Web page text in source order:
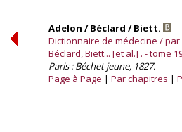
Adelon / Béclard / Biett.
Dictionnaire de médecine / par
Béclard, Biett... [et al.] . - tome
Paris : Béchet jeune, 1827.
Page à Page
Par chapitres